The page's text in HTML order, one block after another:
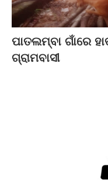
ପାତଲମ୍ବା ଗାଁରେ
ଗ୍ରାମବାସୀ